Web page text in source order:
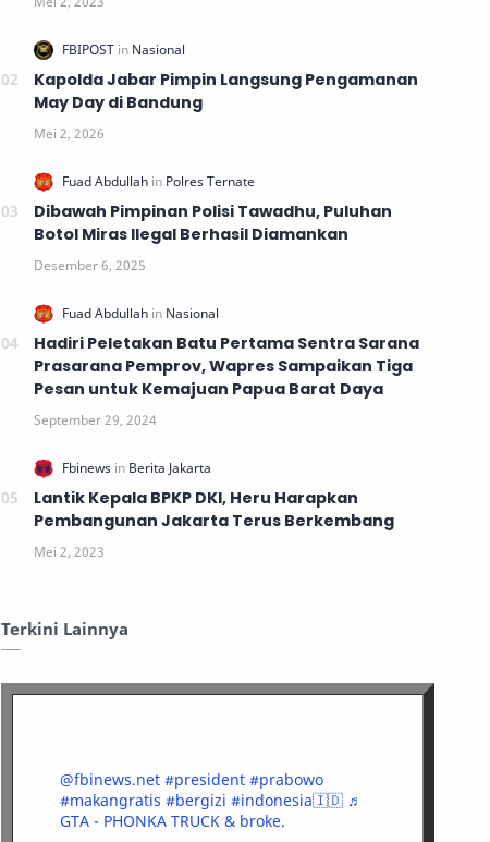
Kapolda Jabar Pimpin Langsung Pengamanan
May Day di Bandung
Dibawah Pimpinan Polisi Tawadhu, Puluhan
Botol Miras Ilegal Berhasil Diamankan
Hadiri Peletakan Batu Pertama Sentra Sarana
Prasarana Pemprov, Wapres Sampaikan Tiga
Pesan untuk Kemajuan Papua Barat Daya
Lantik Kepala BPKP DKI, Heru Harapkan
Pembangunan Jakarta Terus Berkembang
Terkini Lainnya
@fbinews.net #president #prabowo
#makangratis #bergizi #indonesia🇮🇩 ♬
GTA - PHONKA TRUCK & broke.